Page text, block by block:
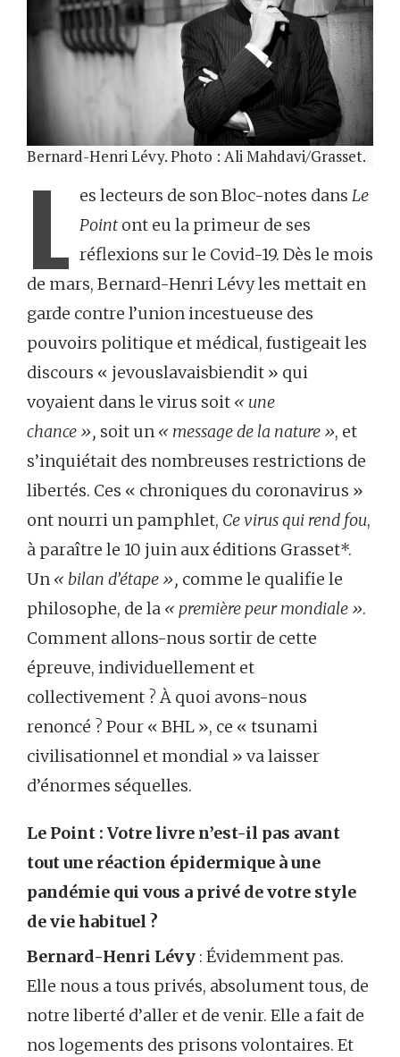
Bernard-Henri Lévy. Photo : Ali Mahdavi/Grasset.
L es lecteurs de son Bloc-notes dans Le
Point ont eu la primeur de ses
réflexions sur le Covid-19. Dès le mois
de mars, Bernard-Henri Lévy les mettait en
garde contre l’union incestueuse des
pouvoirs politique et médical, fustigeait les
discours « jevouslavaisbiendit » qui
voyaient dans le virus soit « une
chance », soit un « message de la nature », et
s’inquiétait des nombreuses restrictions de
libertés. Ces « chroniques du coronavirus »
ont nourri un pamphlet, Ce virus qui rend fou,
à paraître le 10 juin aux éditions Grasset*.
Un « bilan d’étape », comme le qualifie le
philosophe, de la « première peur mondiale ».
Comment allons-nous sortir de cette
épreuve, individuellement et
collectivement ? À quoi avons-nous
renoncé ? Pour « BHL », ce « tsunami
civilisationnel et mondial » va laisser
d’énormes séquelles.
Le Point : Votre livre n’est-il pas avant
tout une réaction épidermique à une
pandémie qui vous a privé de votre style
de vie habituel ?
Bernard-Henri Lévy : Évidemment pas.
Elle nous a tous privés, absolument tous, de
notre liberté d’aller et de venir. Elle a fait de
nos logements des prisons volontaires. Et